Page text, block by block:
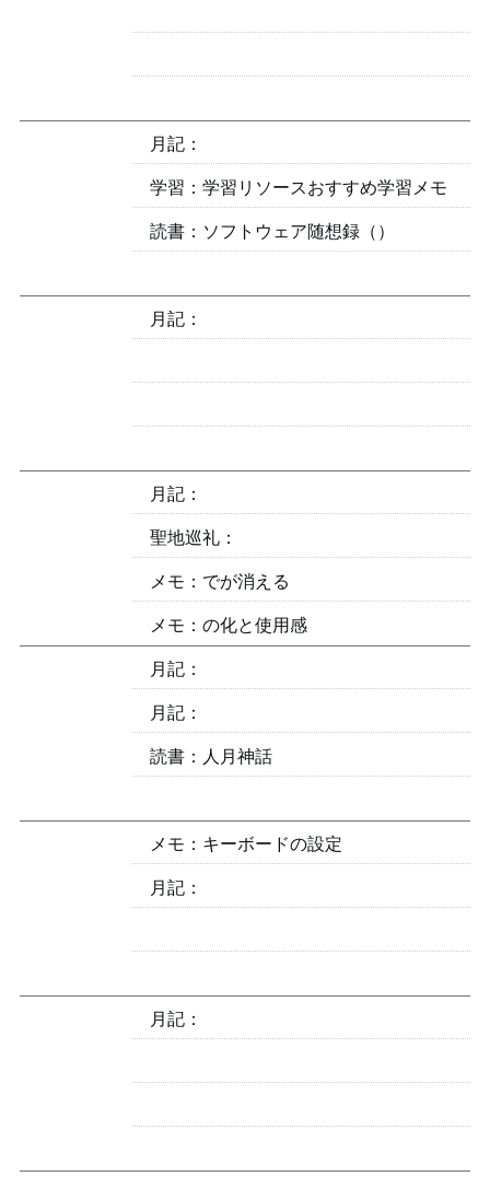
月記：2024-07
学習：Python 学習リソースおすすめ & 学習メモ
読書：ソフトウェア随想録（More Joel on Software）
月記：2024-06
月記：2024-05
聖地巡礼：GIRLS BAND CRY
メモ：mpv v0.38.0 でOSCが消える
メモ：Sony DPT-RP1 のroot化と使用感
月記：2024-04
月記：2024-03
読書：人月神話
メモ：Keychron キーボードの設定
月記：2024-02
月記：2024-01